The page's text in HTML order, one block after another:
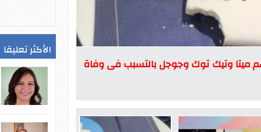
ميتا وتيك توك وجوجل بالتسبب فى وفاة
الأكثر تعليقا